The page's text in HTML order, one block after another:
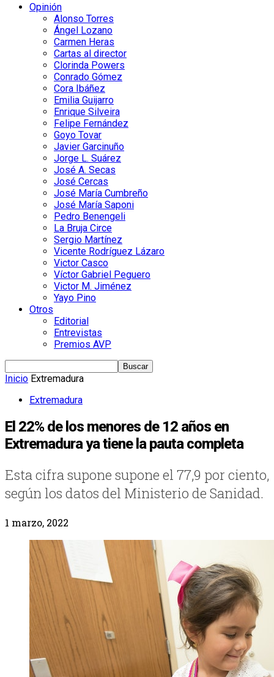
Opinión
Alonso Torres
Ángel Lozano
Carmen Heras
Cartas al director
Clorinda Powers
Conrado Gómez
Cora Ibáñez
Emilia Guijarro
Enrique Silveira
Felipe Fernández
Goyo Tovar
Javier Garcinuño
Jorge L. Suárez
José A. Secas
José Cercas
José María Cumbreño
José María Saponi
Pedro Benengeli
La Bruja Circe
Sergio Martínez
Vicente Rodríguez Lázaro
Victor Casco
Víctor Gabriel Peguero
Victor M. Jiménez
Yayo Pino
Otros
Editorial
Entrevistas
Premios AVP
Inicio Extremadura
Extremadura
El 22% de los menores de 12 años en
Extremadura ya tiene la pauta completa
Esta cifra supone supone el 77,9 por ciento,
según los datos del Ministerio de Sanidad.
1 marzo, 2022